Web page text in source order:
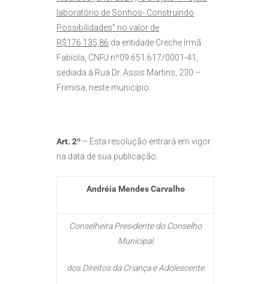
laboratório de Sonhos- Construindo
Possibilidades” no valor de
R$176.135,86 da entidade Creche Irmã
Fabíola, CNPJ nº09.651.617/0001-41,
sediada à Rua Dr. Assis Martins, 230 –
Frimisa, neste município.
Art. 2º – Esta resolução entrará em vigor
na data de sua publicação.
Andréia Mendes Carvalho
Conselheira Presidente do Conselho
Municipal
dos Direitos da Criança e Adolescente